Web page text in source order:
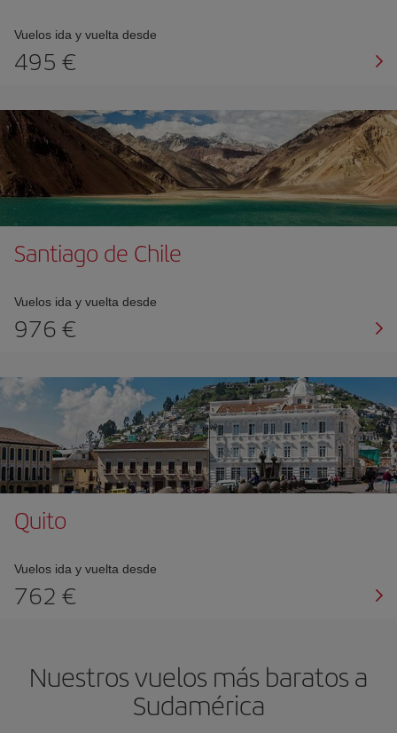
Vuelos ida y vuelta desde
495
Santiago de Chile
Vuelos ida y vuelta desde
976
Quito
Vuelos ida y vuelta desde
762
Nuestros vuelos más baratos a
Sudamérica